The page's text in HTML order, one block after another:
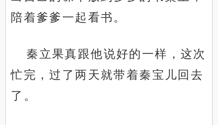
陪着爹爹一起看书。
秦立果真跟他说好的一样，这次
忙完，过了两天就带着秦宝儿回去
了。